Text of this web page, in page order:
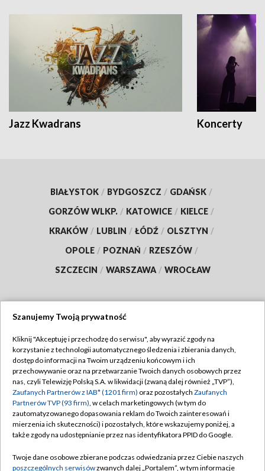
Jazz Kwadrans Koncerty
BIAŁYSTOK / BYDGOSZCZ / GDAŃSK /
GORZÓW WLKP. / KATOWICE / KIELCE /
KRAKÓW / LUBLIN / ŁÓDŹ / OLSZTYN /
OPOLE / POZNAŃ / RZESZÓW /
SZCZECIN / WARSZAWA / WROCŁAW
TVP
Abonament TVP
Emisja w TVP
Centrum informacji TVP
Naziemna Telewizja Cyfrowa
Rada Programowa
Regulamin TVP
Polityka prywatności
Moje zgody
Pomoc
Szanujemy Twoją prywatność
Kliknij "Akceptuję i przechodzę do serwisu", aby wyrazić zgody na
korzystanie z technologii automatycznego śledzenia i zbierania danych,
dostęp do informacji na Twoim urządzeniu końcowym i ich
przechowywanie oraz na przetwarzanie Twoich danych osobowych przez
nas, czyli Telewizję Polską S.A. w likwidacji (zwaną dalej również „TVP”),
Zaufanych Partnerów z IAB* (1201 firm) oraz pozostałych Zaufanych
Partnerów TVP (93 firm), w celach marketingowych (w tym do
zautomatyzowanego dopasowania reklam do Twoich zainteresowań i
mierzenia ich skuteczności) i pozostałych, które wskazujemy poniżej, a
także zgody na udostępnianie przez nas identyfikatora PPID do Google.
Twoje dane osobowe zbierane podczas odwiedzania przez Ciebie naszych
poszczególnych serwisówzwanych dalej „Portalem”, w tym informacje